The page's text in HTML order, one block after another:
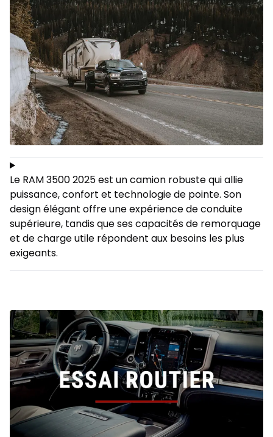
Le RAM 3500 2025 est un camion robuste qui allie
puissance, confort et technologie de pointe. Son
design élégant offre une expérience de conduite
supérieure, tandis que ses capacités de remorquage
et de charge utile répondent aux besoins les plus
exigeants.